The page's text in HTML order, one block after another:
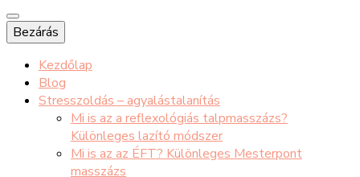
Bezárás
Kezdőlap
Blog
Stresszoldás – agyalástalanítás
Mi is az a reflexológiás talpmasszázs?
Különleges lazító módszer
Mi is az az ÉFT? Különleges Mesterpont
masszázs